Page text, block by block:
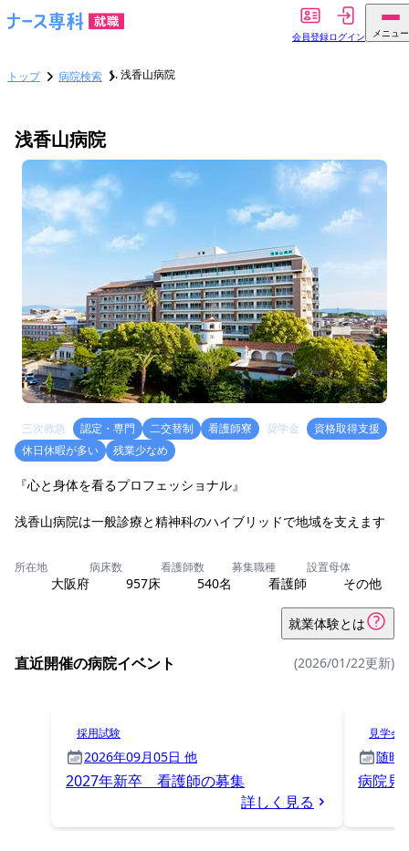
会員登録ログイン メニュー
トップ 病院検索 浅香山病院
浅香山病院
三次救急 認定・専門 二交替制 看護師寮 奨学金
資格取得支援
休日休暇が多い
残業少なめ
『心と身体を看るプロフェッショナル』
浅香山病院は一般診療と精神科のハイブリッドで地域を支えます
所在地
大阪府
病床数
957床
看護師数
540名
募集職種
看護師
設置母体
その他
就業体験とは
直近開催の病院イベント (2026/01/22更新)
採用試験
2026年09月05日 他
2027年新卒 看護師の募集
詳しく見る
見学会
随時
病院見